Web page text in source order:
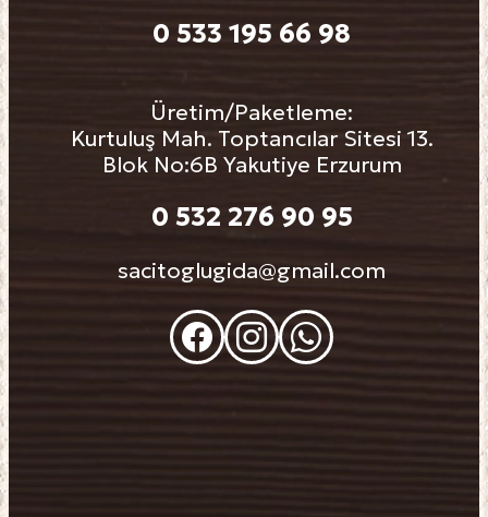
0 533 195 66 98
Üretim/Paketleme:
Kurtuluş Mah. Toptancılar Sitesi 13.
Blok No:6B Yakutiye Erzurum
0 532 276 90 95
sacitoglugida@gmail.com